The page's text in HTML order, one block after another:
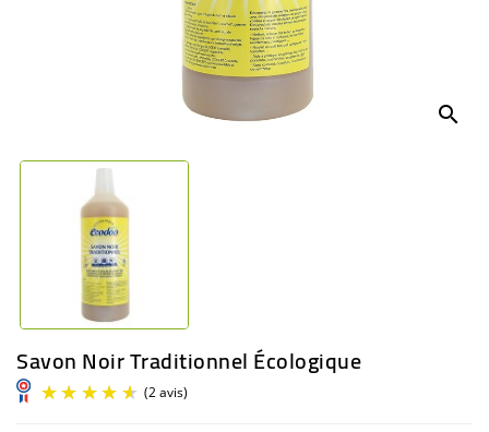
search
Savon Noir Traditionnel Écologique